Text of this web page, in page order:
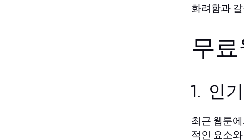
화려함과
무
1. 인
최근 웹툰
적인 요소